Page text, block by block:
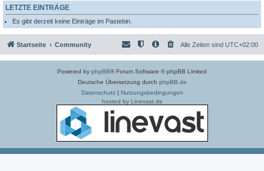
LETZTE EINTRÄGE
Es gibt derzeit keine Einträge im Pastebin.
Startseite Community Alle Zeiten sind UTC+02:00
Powered by phpBB® Forum Software © phpBB Limited
Deutsche Übersetzung durch phpBB.de
Datenschutz|
Nutzungsbedingungen
hosted by Linevast.de